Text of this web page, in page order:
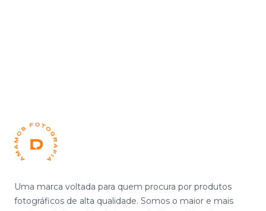
Uma marca voltada para quem procura por produtos
fotográficos de alta qualidade. Somos o maior e mais